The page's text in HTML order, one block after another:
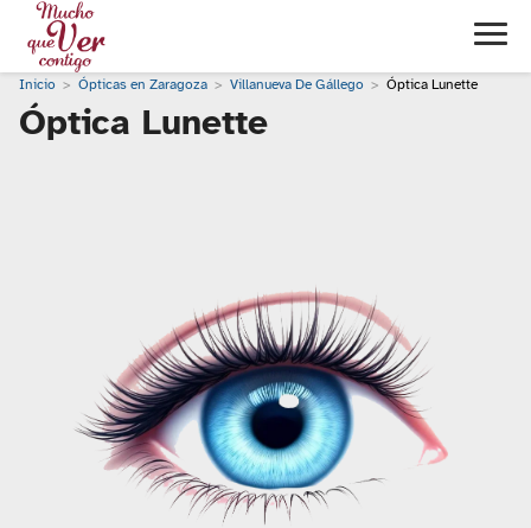
Inicio Ópticas en Zaragoza Villanueva De Gállego Óptica Lunette
Óptica Lunette